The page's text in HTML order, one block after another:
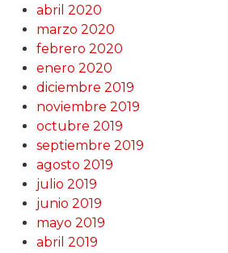
abril 2020
marzo 2020
febrero 2020
enero 2020
diciembre 2019
noviembre 2019
octubre 2019
septiembre 2019
agosto 2019
julio 2019
junio 2019
mayo 2019
abril 2019